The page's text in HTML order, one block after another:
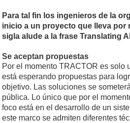
Para tal fin los ingenieros de la
inicio a un proyecto que lleva por
sigla alude a la frase Translating
Se aceptan propuestas
Por el momento TRACTOR es solo
está esperando propuestas para
objetivo. Las soluciones se
pública. Lo único que por el
foco está en el desarrollo de un
este marco se admiten diferentes